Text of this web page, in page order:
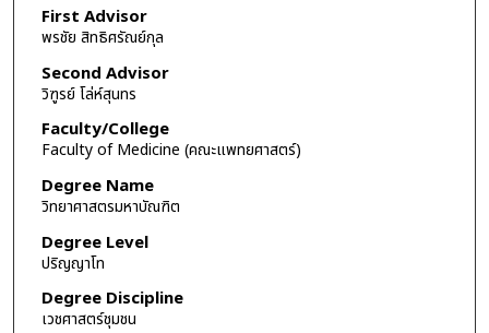
First Advisor
พรชัย สิทธิศรัณย์กุล
Second Advisor
วิฑูรย์ โล่ห์สุนทร
Faculty/College
Faculty of Medicine (คณะแพทยศาสตร์)
Degree Name
วิทยาศาสตรมหาบัณฑิต
Degree Level
ปริญญาโท
Degree Discipline
เวชศาสตร์ชุมชน